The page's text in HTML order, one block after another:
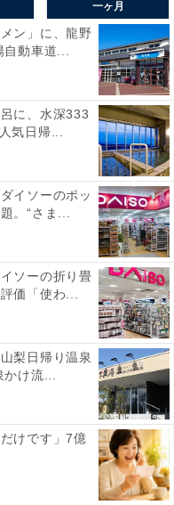
一ヶ月
ン」に、龍野
自動車道...
に、水深333
気日帰...
イソーのポッ
。“さま...
ソーの折り畳
価「使わ...
梨日帰り温泉
かけ流...
けです」7億